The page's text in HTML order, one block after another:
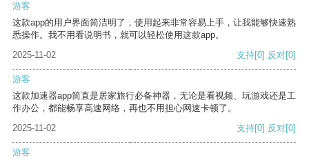
游客
这款app的用户界面简洁明了，使用起来非常容易上手，让我能够快速熟
悉操作。我不用看说明书，就可以轻松使用这款app。
2025-11-02
支持[0] 反对[0]
游客
这款加速器app简直是居家旅行必备神器，无论是看视频、玩游戏还是工
作办公，都能畅享高速网络，再也不用担心网速卡顿了。
2025-11-02
支持[0] 反对[0]
游客